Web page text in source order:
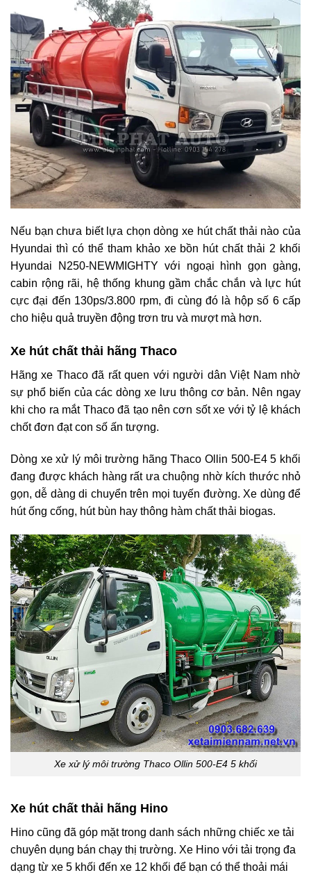
Nếu bạn chưa biết lựa chọn dòng xe hút chất thải nào của
Hyundai thì có thể tham khảo xe bồn hút chất thải 2 khối
Hyundai N250-NEWMIGHTY với ngoại hình gọn gàng,
cabin rộng rãi, hệ thống khung gầm chắc chắn và lực hút
cực đại đến 130ps/3.800 rpm, đi cùng đó là hộp số 6 cấp
cho hiệu quả truyền động trơn tru và mượt mà hơn.
Xe hút chất thải hãng Thaco
Hãng xe Thaco đã rất quen với người dân Việt Nam nhờ
sự phổ biến của các dòng xe lưu thông cơ bản. Nên ngay
khi cho ra mắt Thaco đã tạo nên cơn sốt xe với tỷ lệ khách
chốt đơn đạt con số ấn tượng.
Dòng xe xử lý môi trường hãngThaco Ollin 500-E4 5 khối
đang được khách hàng rất ưa chuộng nhờ kích thước nhỏ
gọn, dễ dàng di chuyển trên mọi tuyến đường. Xe dùng để
hút ống cống, hút bùn hay thông hàm chất thải biogas.
Xe xử lý môi trường Thaco Ollin 500-E4 5 khối
Xe hút chất thải hãng Hino
Hino cũng đã góp mặt trong danh sách những chiếc xe tải
chuyên dụng bán chạy thị trường. Xe Hino với tải trọng đa
dạng từ xe 5 khối đến xe 12 khối để bạn có thể thoải mái